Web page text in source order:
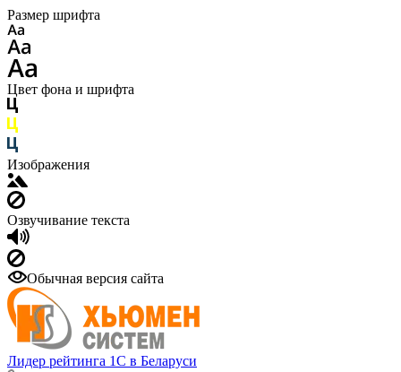
Размер шрифта
Цвет фона и шрифта
Изображения
Озвучивание текста
Обычная версия сайта
Лидер рейтинга 1С в Беларуси